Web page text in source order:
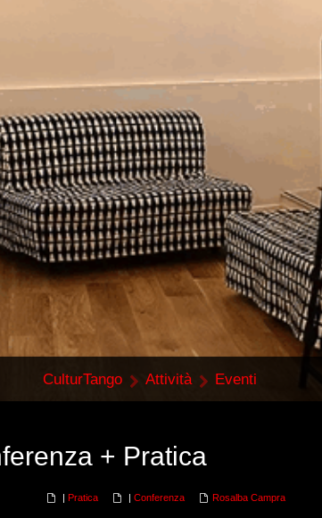
CulturTango Attività Eventi
+ Pratica
Rosalba Campra
| Conferenza
| Pratica